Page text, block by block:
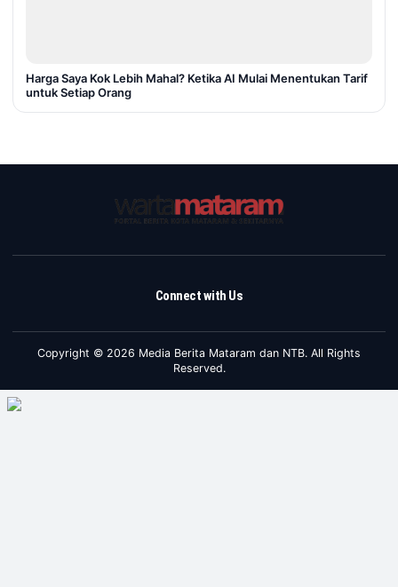
Harga Saya Kok Lebih Mahal? Ketika AI Mulai Menentukan Tarif
untuk Setiap Orang
Connect with Us
Copyright © 2026 Media Berita Mataram dan NTB. All Rights
Reserved.